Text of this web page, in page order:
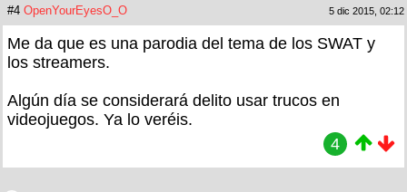
#4 OpenYourEyesO_O 5 dic 2015, 02:12
Me da que es una parodia del tema de los SWAT y
los streamers.
Algún día se considerará delito usar trucos en
videojuegos. Ya lo veréis.
4